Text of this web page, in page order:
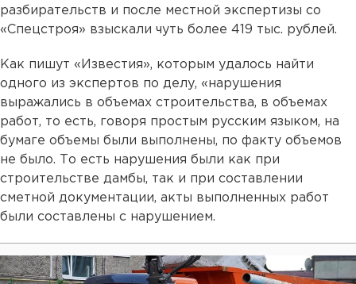
разбирательств и после местной экспертизы со
«Спецстроя» взыскали чуть более 419 тыс. рублей.
Как пишут «Известия», которым удалось найти
одного из экспертов по делу, «нарушения
выражались в объемах строительства, в объемах
работ, то есть, говоря простым русским языком, на
бумаге объемы были выполнены, по факту объемов
не было. То есть нарушения были как при
строительстве дамбы, так и при составлении
сметной документации, акты выполненных работ
были составлены с нарушением.